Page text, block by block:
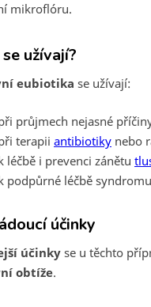
mikroflóru.
užívají?
eubiotika se užívají:
průjmech nejasné
terapii antibiotiky nebo
léčbě i prevenci zánětu
podpůrné léčbě
účinky
účinkyse u těchto
obtíže.